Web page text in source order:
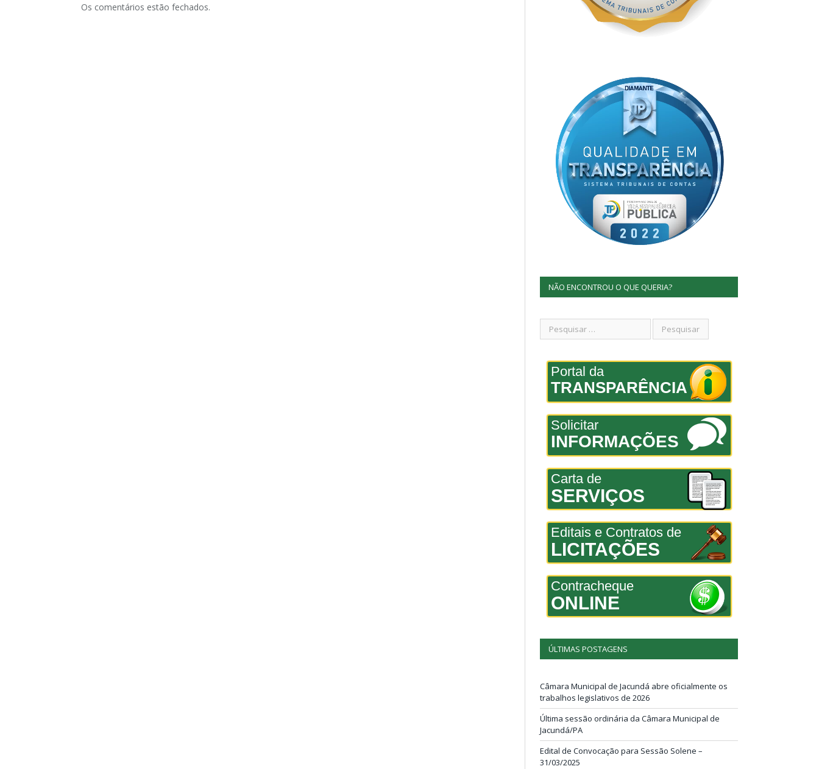
Os comentários estão fechados.
NÃO ENCONTROU O QUE QUERIA?
Portal da
TRANSPARÊNCIA
Solicitar
INFORMAÇÕES
Carta de
SERVIÇOS
Editais e Contratos de
LICITAÇÕES
Contracheque
ONLINE
ÚLTIMAS POSTAGENS
Câmara Municipal de Jacundá abre oficialmente os
trabalhos legislativos de 2026
Última sessão ordinária da Câmara Municipal de
Jacundá/PA
Edital de Convocação para Sessão Solene –
31/03/2025